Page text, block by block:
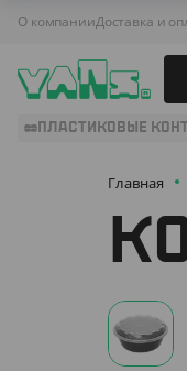
О компанииДоставка и
ПЛАСТИКОВЫЕ
Главная